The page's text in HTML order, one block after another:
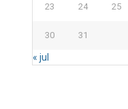
23 24 25
30 31
« jul